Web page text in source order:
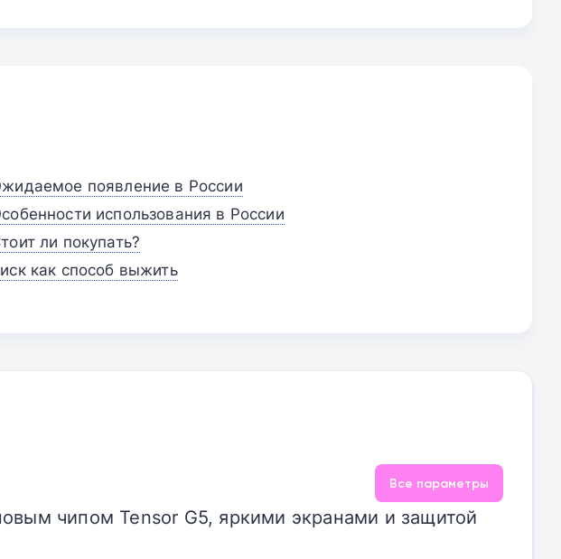
появление в России
использования в России
ли покупать?
как способ выжить
Все параметры
чипом Tensor G5, яркими экранами и защитой